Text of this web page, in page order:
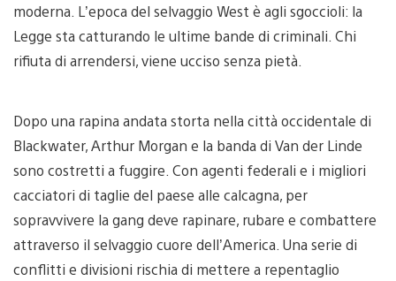
moderna. L’epoca del selvaggio West è agli sgoccioli: la
Legge sta catturando le ultime bande di criminali. Chi
rifiuta di arrendersi, viene ucciso senza pietà.
Dopo una rapina andata storta nella città occidentale di
Blackwater, Arthur Morgan e la banda di Van der Linde
sono costretti a fuggire. Con agenti federali e i migliori
cacciatori di taglie del paese alle calcagna, per
sopravvivere la gang deve rapinare, rubare e combattere
attraverso il selvaggio cuore dell’America. Una serie di
conflitti e divisioni rischia di mettere a repentaglio